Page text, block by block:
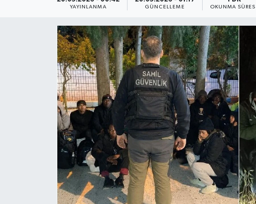
YAYINLANMA GÜNCELLEME OKUNMA SÜRESI
Bi̇li̇m & Teknoloji̇